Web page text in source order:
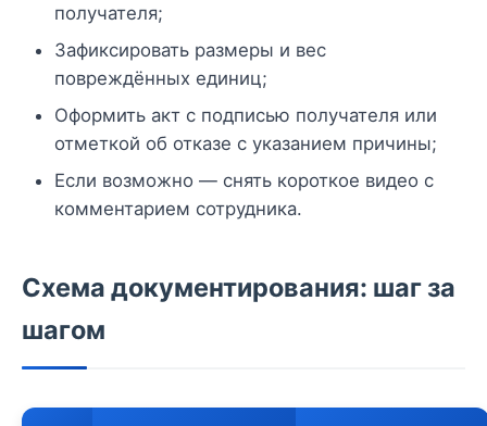
получателя;
Зафиксировать размеры и вес
повреждённых единиц;
Оформить акт с подписью получателя или
отметкой об отказе с указанием причины;
Если возможно — снять короткое видео с
комментарием сотрудника.
Схема документирования: шаг за
шагом